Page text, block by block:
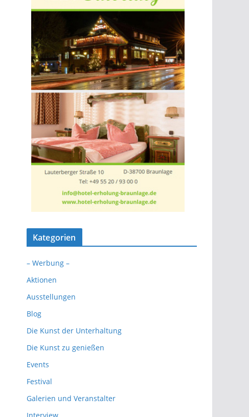
Kategorien
– Werbung –
Aktionen
Ausstellungen
Blog
Die Kunst der Unterhaltung
Die Kunst zu genießen
Events
Festival
Galerien und Veranstalter